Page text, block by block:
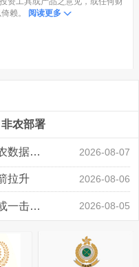
赖。
阅读更多
非农部署
领峰金评：万事俱备 黄金只欠非农数据“东风” 2026-08-07
拉升 2026-08-06
领峰金评：静待小非农指引 黄金或一击破局 2026-08-05